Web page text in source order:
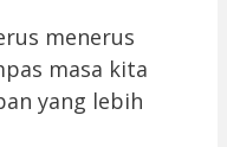
menerus
masa kita
yang lebih